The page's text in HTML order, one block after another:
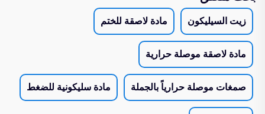
زيت السيليكون مادة لاصقة للختم
مادة لاصقة موصلة حرارية
صمغات موصلة حرارياً بالجملة مادة سليكونية للضغط